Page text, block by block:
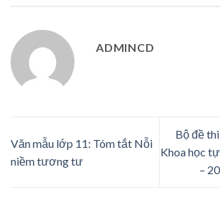
ADMINCD
Văn mẫu lớp 11: Tóm tắt Nỗi
niềm tương tư
Bộ đề
Khoa học
–